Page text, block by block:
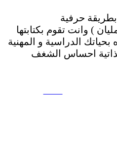
حرفية
) وانت تقوم بكتابتها
الدراسية و المهنية
احساس الشغف